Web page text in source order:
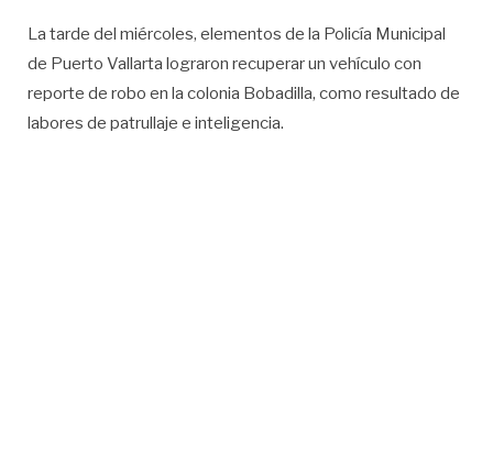
La tarde del miércoles, elementos de la Policía Municipal
de Puerto Vallarta lograron recuperar un vehículo con
reporte de robo en la colonia Bobadilla, como resultado de
labores de patrullaje e inteligencia.